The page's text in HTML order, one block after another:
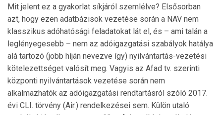
Mit jelent ez a gyakorlat síkjáról szemlélve? Elsősorban
azt, hogy ezen adatbázisok vezetése során a NAV nem
klasszi­kus adóhatósági feladatokat lát el, és – ami talán a
leglényegesebb – nem az adóigazgatási szabályok hatálya
alá tartozó (jobb híján nevezve így) nyilvántartás-vezetési
kötelezettséget valósít meg. Vagyis az Afad tv. szerinti
köz­ponti nyilvántartások vezetése során nem
alkalmazhatók az adóigazgatási rendtartásról szóló 2017.
évi CLI. törvény (Air.) rendelkezései sem. Külön utaló